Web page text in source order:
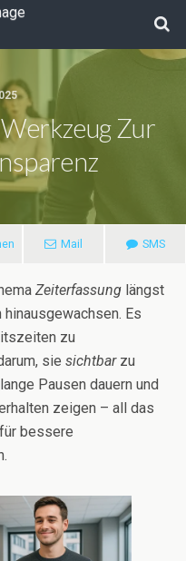
Zur
Mail SMS
Zeiterfassung längst
Es
zu
sie sichtbarzu
Pausen dauern und
zeigen – all das
bessere